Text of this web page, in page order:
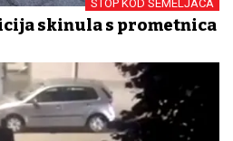
STOP KOD SEMELJACA
skinula s prometnica